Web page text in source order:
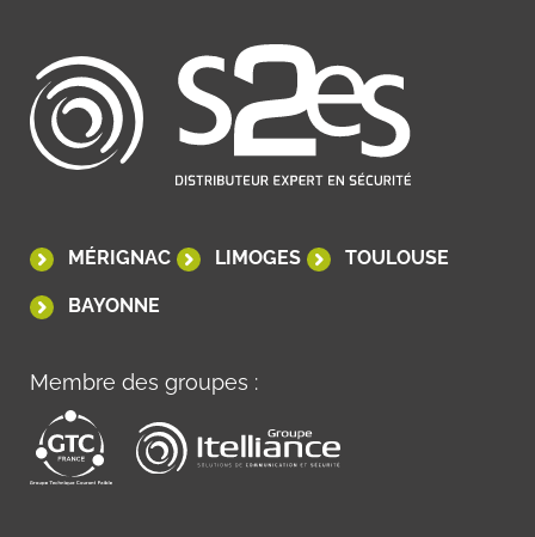
MÉRIGNAC LIMOGES TOULOUSE
BAYONNE
Membre des groupes :